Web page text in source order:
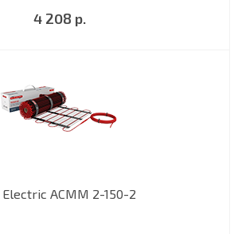
4 208 р.
Electric ACMM 2-150-2